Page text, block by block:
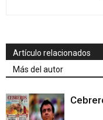
Artículo relacionados
Más del autor